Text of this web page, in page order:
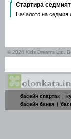
Стартира
Началото на седмия
© 2026 Kids Dreams Ltd.
басейн спартак |
басейн банкя
|